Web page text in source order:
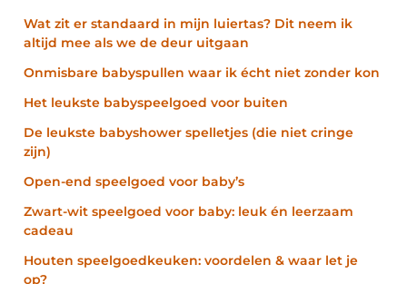
Wat zit er standaard in mijn luiertas? Dit neem ik
altijd mee als we de deur uitgaan
Onmisbare babyspullen waar ik écht niet zonder kon
Het leukste babyspeelgoed voor buiten
De leukste babyshower spelletjes (die niet cringe
zijn)
Open-end speelgoed voor baby’s
Zwart-wit speelgoed voor baby: leuk én leerzaam
cadeau
Houten speelgoedkeuken: voordelen & waar let je
op?